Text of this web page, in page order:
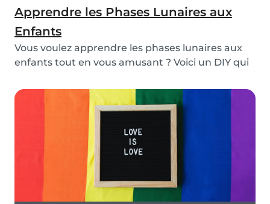
Apprendre les Phases Lunaires aux
Enfants
Vous voulez apprendre les phases lunaires aux
enfants tout en vous amusant ? Voici un DIY qui
garder les enfants occupés et les initier au
monde fantastique de la Science et de l’Espace.